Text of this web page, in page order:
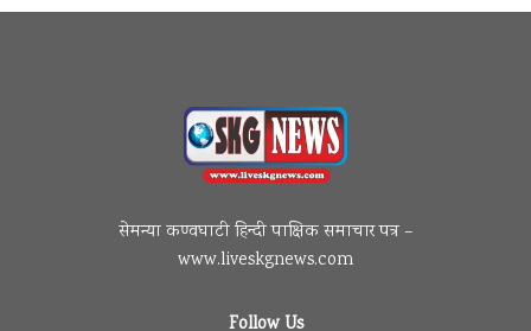
सेमन्या कण्वघाटी हिन्दी पाक्षिक समाचार पत्र –
www.liveskgnews.com
Follow Us